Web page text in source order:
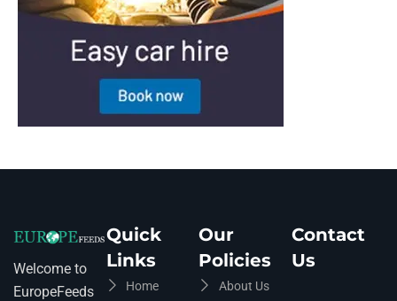
Welcome to
EuropeFeeds
Quick
Links
Home
Our
Policies
About Us
Contact
Us